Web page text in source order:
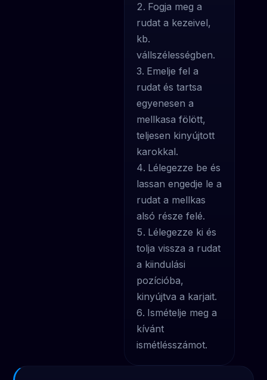
Fogja meg a
rudat a kezeivel,
kb.
vállszélességben.
Emelje fel a
rudat és tartsa
egyenesen a
mellkasa fölött,
teljesen kinyújtott
karokkal.
Lélegezze be és
lassan engedje le a
rudat a mellkas
alsó része felé.
Lélegezze ki és
tolja vissza a rudat
a kiindulási
pozícióba,
kinyújtva a karjait.
Ismételje meg a
kívánt
ismétlésszámot.